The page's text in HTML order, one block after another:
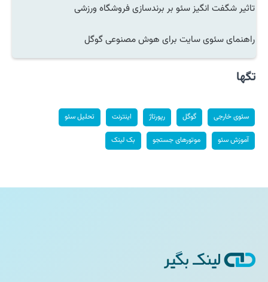
تاثیر شگفت انگیز سئو بر برندسازی فروشگاه ورزشی
راهنمای سئوی سایت برای هوش مصنوعی گوگل
تگها
سئوی خارجی گوگل رپورتاژ اینترنت تحلیل سئو
آموزش سئو موتورهای جستجو بک لینک